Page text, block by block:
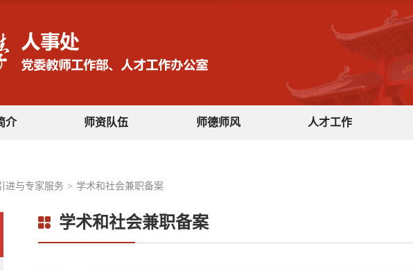
介 师资队伍 师德师风 人才工作
进与专家服务 > 学术和社会兼职备案
学术和社会兼职备案